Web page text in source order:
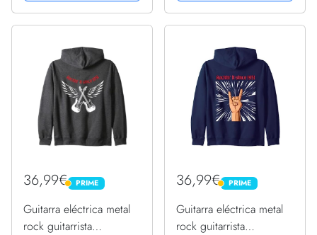
36,99€ PRIME
PRIME
Guitarra eléctrica metal
rock guitarrista
36,99€ PRIME
PRIME
Guitarra eléctrica metal
rock guitarrista